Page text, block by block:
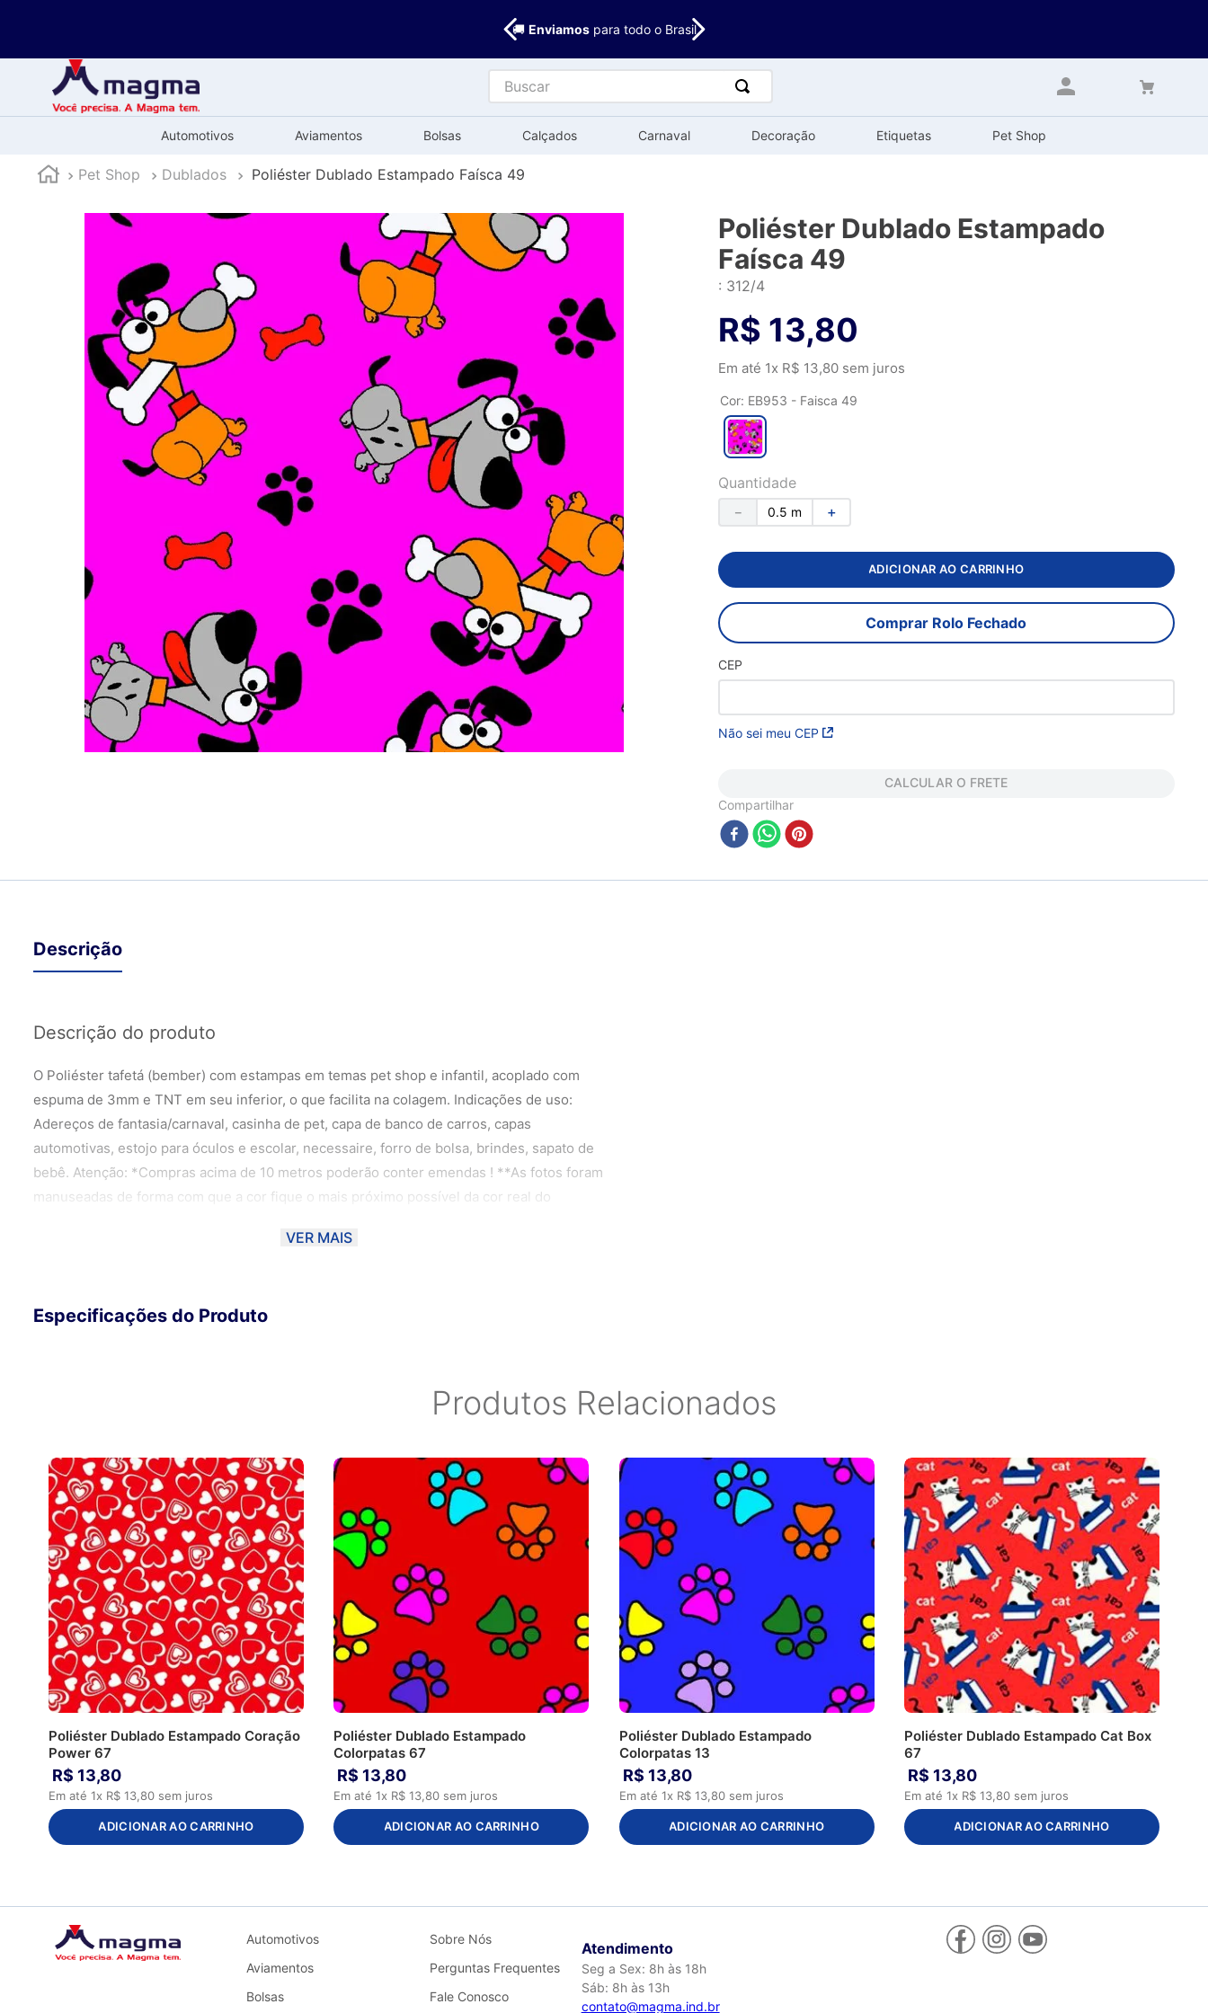
🚚 Enviamospara todo o Brasil
Buscar
Automotivos Aviamentos Bolsas Calçados Carnaval Decoração Etiquetas Pet Shop
Pet Shop Dublados Poliéster Dublado Estampado Faísca 49
Poliéster Dublado Estampado
Faísca 49
: 312/4
R$ 13,80
Em até 1x R$ 13,80sem juros
Cor: EB953 - Faisca 49
Quantidade
＋
－
ADICIONAR AO CARRINHO
Comprar Rolo Fechado
CEP
Não sei meu CEP
CALCULAR O FRETE
Compartilhar
Descrição
Descrição do produto
O Poliéster tafetá (bember) com estampas em temas pet shop e infantil, acoplado com
espuma de 3mm e TNT em seu inferior, o que facilita na colagem. Indicações de uso:
Adereços de fantasia/carnaval, casinha de pet, capa de banco de carros, capas
automotivas, estojo para óculos e escolar, necessaire, forro de bolsa, brindes, sapato de
bebê. Atenção: *Compras acima de 10 metros poderão conter emendas ! **As fotos foram
manuseadas de forma com que a cor fique o mais próximo possível da cor real do
método de envio PAC ou SEDEX, o material será DOBRADO para ser entregue aos
VER MAIS
Especificações do Produto
Produtos Relacionados
Poliéster Dublado Estampado Coração
Power 67
R$ 13,80
Em até1x R$ 13,80 sem juros
ADICIONAR AO CARRINHO
Poliéster Dublado Estampado
Colorpatas 67
R$ 13,80
Em até1x R$ 13,80 sem juros
ADICIONAR AO CARRINHO
Poliéster Dublado Estampado
Colorpatas 13
R$ 13,80
Em até 1x R$ 13,80sem juros
ADICIONAR AO CARRINHO
Poliéster Dublado Estampado Cat Box
67
R$ 13,80
Em até 1x R$ 13,80sem juros
ADICIONAR AO CARRINHO
Automotivos
Aviamentos
Bolsas
Sobre Nós
Perguntas Frequentes
Fale Conosco
Atendimento
Seg a Sex: 8h às 18h
Sáb: 8h às 13h
contato@magma.ind.br